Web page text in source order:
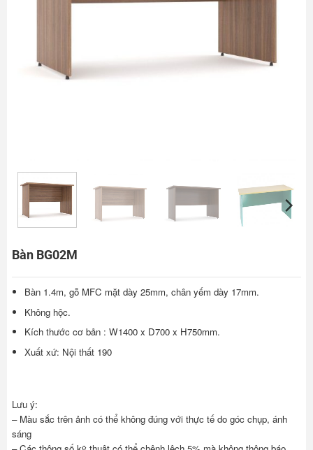
Bàn BG02M
Bàn 1.4m, gỗ MFC mặt dày 25mm, chân yếm dày 17mm.
Không hộc.
Kích thước cơ bản : W1400 x D700 x H750mm.
Xuất xứ: Nội thất 190
Lưu ý:
– Màu sắc trên ảnh có thể không đúng với thực tế do góc chụp, ánh
sáng